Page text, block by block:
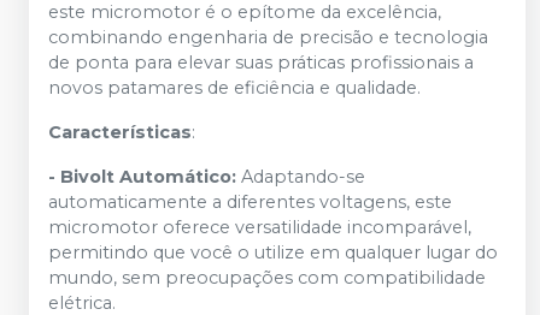
este micromotor é o epítome da excelência,
combinando engenharia de precisão e tecnologia
de ponta para elevar suas práticas profissionais a
novos patamares de eficiência e qualidade.
Características:
- Bivolt Automático: Adaptando-se
automaticamente a diferentes voltagens, este
micromotor oferece versatilidade incomparável,
permitindo que você o utilize em qualquer lugar do
mundo, sem preocupações com compatibilidade
elétrica.